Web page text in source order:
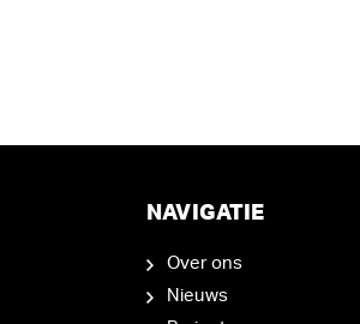
NAVIGATIE
Over ons
Nieuws